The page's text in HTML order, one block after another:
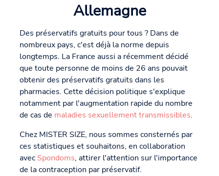
Allemagne
Des préservatifs gratuits pour tous ? Dans de
nombreux pays, c'est déjà la norme depuis
longtemps. La France aussi a récemment décidé
que toute personne de moins de 26 ans pouvait
obtenir des préservatifs gratuits dans les
pharmacies. Cette décision politique s'explique
notamment par l'augmentation rapide du nombre
de cas de maladies sexuellement transmissibles.
Chez MISTER SIZE, nous sommes consternés par
ces statistiques et souhaitons, en collaboration
avec Spondoms, attirer l'attention sur l'importance
de la contraception par préservatif.